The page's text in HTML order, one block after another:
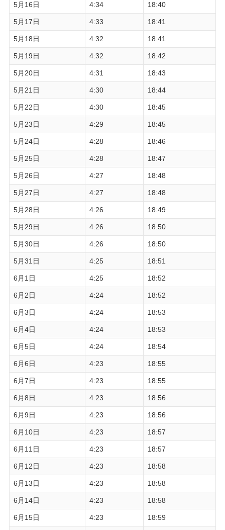
5月16日 4:34 18:40
5月17日 4:33 18:41
5月18日 4:32 18:41
5月19日 4:32 18:42
5月20日 4:31 18:43
5月21日 4:30 18:44
5月22日 4:30 18:45
5月23日 4:29 18:45
5月24日 4:28 18:46
5月25日 4:28 18:47
5月26日 4:27 18:48
5月27日 4:27 18:48
5月28日 4:26 18:49
5月29日 4:26 18:50
5月30日 4:26 18:50
5月31日 4:25 18:51
6月1日 4:25 18:52
6月2日 4:24 18:52
6月3日 4:24 18:53
6月4日 4:24 18:53
6月5日 4:24 18:54
6月6日 4:23 18:55
6月7日 4:23 18:55
6月8日 4:23 18:56
6月9日 4:23 18:56
6月10日 4:23 18:57
6月11日 4:23 18:57
6月12日 4:23 18:58
6月13日 4:23 18:58
6月14日 4:23 18:58
6月15日 4:23 18:59